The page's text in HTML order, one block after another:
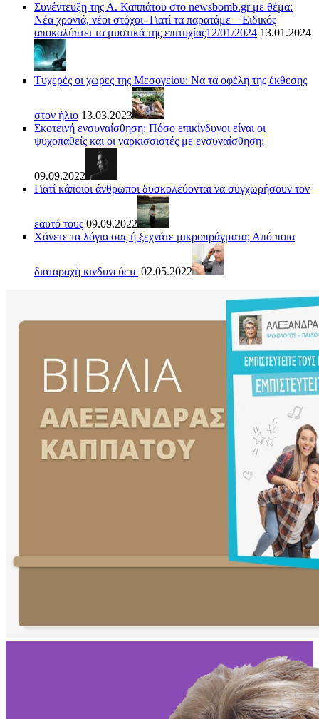
Συνέντευξη της Α. Καππάτου στο newsbomb.gr με θέμα:
Νέα χρονιά, νέοι στόχοι- Γιατί τα παρατάμε – Ειδικός
αποκαλύπτει τα μυστικά της επιτυχίας12/01/2024 13.01.2024
Τυχερές οι χώρες της Μεσογείου: Να τα οφέλη της έκθεσης
στον ήλιο 13.03.2023
Σκοτεινή ενσυναίσθηση: Πόσο επικίνδυνοι είναι οι
ψυχοπαθείς και οι ναρκισσιστές με ενσυναίσθηση;
09.09.2022
Γιατί κάποιοι άνθρωποι δυσκολεύονται να συγχωρήσουν τον
εαυτό τους 09.09.2022
Χάνετε τα λόγια σας ή ξεχνάτε μικροπράγματα; Από ποια
διαταραχή κινδυνεύετε 02.05.2022